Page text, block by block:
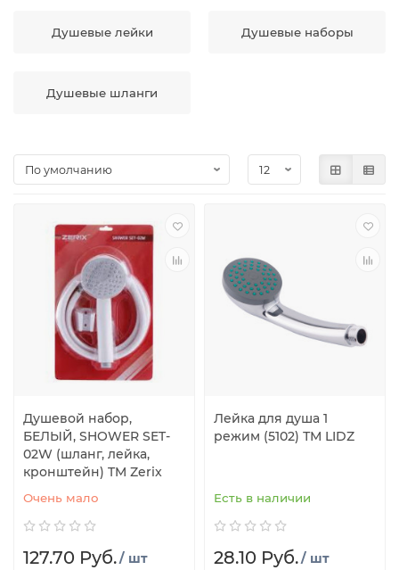
Душевые лейки Душевые наборы
Душевые шланги
Душевой набор,
БЕЛЫЙ, SHOWER SET-
02W (шланг, лейка,
кронштейн) TM Zerix
Очень мало
127.70 Руб./ шт
Лейка для душа 1
режим (5102) ТМ LIDZ
Есть в наличии
28.10 Руб./ шт